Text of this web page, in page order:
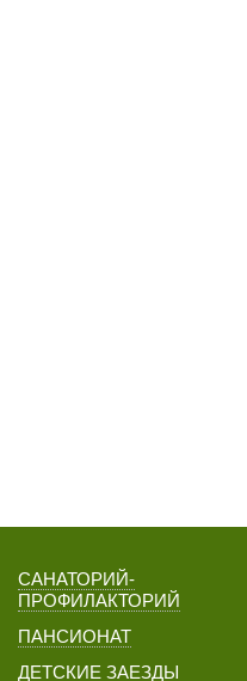
САНАТОРИЙ-
ПРОФИЛАКТОРИЙ
ПАНСИОНАТ
ДЕТСКИЕ ЗАЕЗДЫ